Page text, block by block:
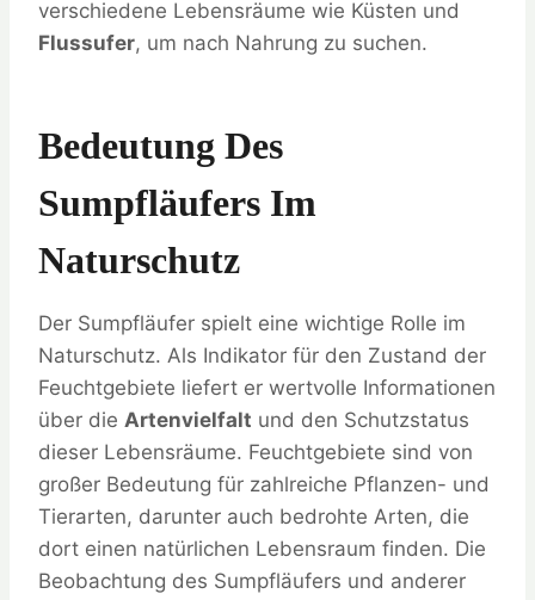
verschiedene Lebensräume wie Küsten und
Flussufer, um nach Nahrung zu suchen.
Bedeutung Des
Sumpfläufers Im
Naturschutz
Der Sumpfläufer spielt eine wichtige Rolle im
Naturschutz. Als Indikator für den Zustand der
Feuchtgebiete liefert er wertvolle Informationen
über die Artenvielfalt und den Schutzstatus
dieser Lebensräume. Feuchtgebiete sind von
großer Bedeutung für zahlreiche Pflanzen- und
Tierarten, darunter auch bedrohte Arten, die
dort einen natürlichen Lebensraum finden. Die
Beobachtung des Sumpfläufers und anderer